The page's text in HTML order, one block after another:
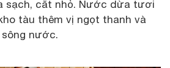
sạch, cắt nhỏ. Nước dừa tươi
tàu thêm vị ngọt thanh và
nước.